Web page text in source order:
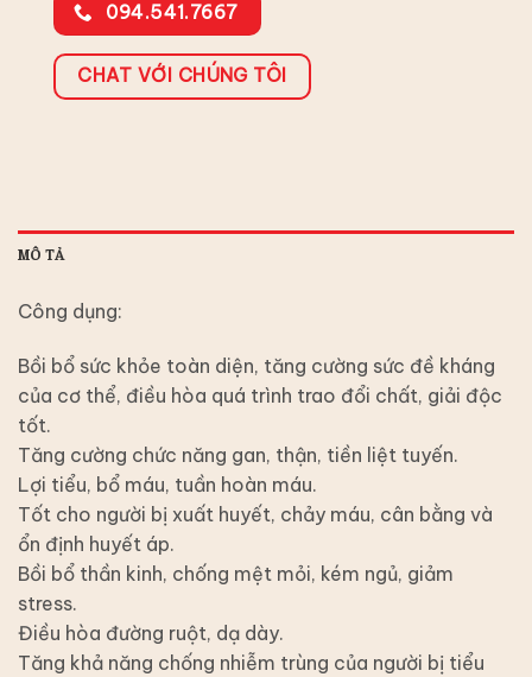
094.541.7667
CHAT VỚI CHÚNG TÔI
MÔ TẢ
Công dụng:
Bồi bổ sức khỏe toàn diện, tăng cường sức đề kháng
của cơ thể, điều hòa quá trình trao đổi chất, giải độc
tốt.
Tăng cường chức năng gan, thận, tiền liệt tuyến.
Lợi tiểu, bổ máu, tuần hoàn máu.
Tốt cho người bị xuất huyết, chảy máu, cân bằng và
ổn định huyết áp.
Bồi bổ thần kinh, chống mệt mỏi, kém ngủ, giảm
stress.
Điều hòa đường ruột, dạ dày.
Tăng khả năng chống nhiễm trùng của người bị tiểu